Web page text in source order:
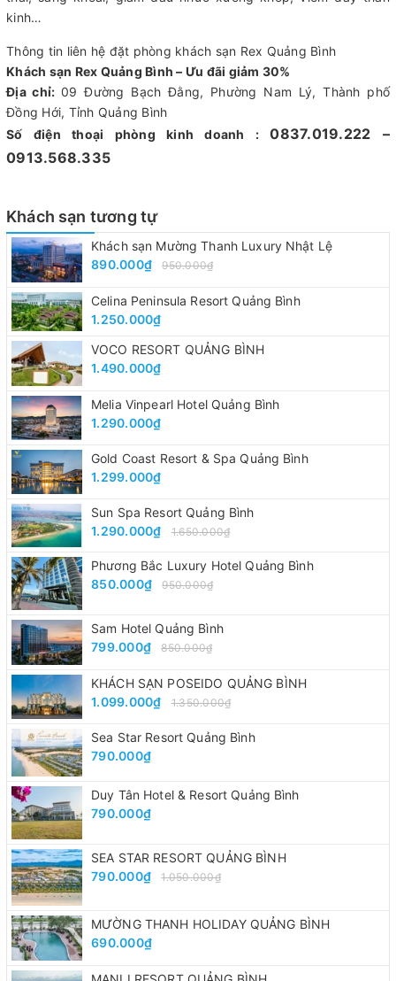
kinh…
Thông tin liên hệ đặt phòng khách sạn Rex Quảng Bình
Khách sạn Rex Quảng Bình – Ưu đãi giảm 30%
Địa chỉ:09 Đường Bạch Đằng, Phường Nam Lý, Thành phố
Đồng Hới, Tỉnh Quảng Bình
Số điện thoại phòng kinh doanh :0837.019.222 –
0913.568.335
Khách sạn tương tự
Khách sạn Mường Thanh Luxury Nhật Lệ
890.000₫
950.000₫
Celina Peninsula Resort Quảng Bình
1.250.000₫
VOCO RESORT QUẢNG BÌNH
1.490.000₫
Melia Vinpearl Hotel Quảng Bình
1.290.000₫
Gold Coast Resort & Spa Quảng Bình
1.299.000₫
Sun Spa Resort Quảng Bình
1.290.000₫
1.650.000₫
Phương Bắc Luxury Hotel Quảng Bình
850.000₫
950.000₫
Sam Hotel Quảng Bình
799.000₫
850.000₫
KHÁCH SẠN POSEIDO QUẢNG BÌNH
1.099.000₫
1.350.000₫
Sea Star Resort Quảng Bình
790.000₫
Duy Tân Hotel & Resort Quảng Bình
790.000₫
SEA STAR RESORT QUẢNG BÌNH
790.000₫
1.050.000₫
MƯỜNG THANH HOLIDAY QUẢNG BÌNH
690.000₫